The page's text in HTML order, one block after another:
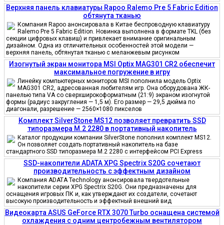
Верхняя панель клавиатуры Rapoo Ralemo Pre 5 Fabric Edition
обтянута тканью
Компания Rapoo анонсировала в Китае беспроводную клавиатуру
Ralemo Pre 5 Fabric Edition. Новинка выполнена в формате TKL (без
секции цифровых клавиш) и привлекает внимание оригинальным
дизайном. Одна из отличительных особенностей этой модели —
верхняя панель, обтянутая тканью с меланжевым рисунком
Изогнутый экран монитора MSI Optix MAG301 CR2 обеспечит
максимальное погружение в игру
Линейку компьютерных мониторов MSI пополнила модель Optix
MAG301 CR2, адресованная любителям игр. Она оборудована ЖК-
панелью типа VA со сверхширокоформатным (21:9) экраном изогнутой
формы (радиус закругления — 1,5 м). Его размер — 29,5 дюйма по
диагонали, разрешение — 2560×1080 пикселов
Комплект SilverStone MS12 позволяет превратить SSD
типоразмера M.2 2280 в портативный накопитель
Каталог продукции компании SilverStone пополнил комплект MS12.
Он позволяет создать портативный накопитель на базе
стандартного SSD типоразмера M.2 2280 с интерфейсом PCI Express
SSD-накопители ADATA XPG Spectrix S20G сочетают
производительность с эффектным дизайном
Компания ADATA Technology анонсировала твердотельные
накопители серии XPG Spectrix S20G. Они предназначены для
оснащения игровых ПК и, как утверждают их создатели, сочетают
высокую производительность и эффектный внешний вид
Видеокарта ASUS GeForce RTX 3070 Turbo оснащена системой
охлаждения с одним центробежным вентилятором